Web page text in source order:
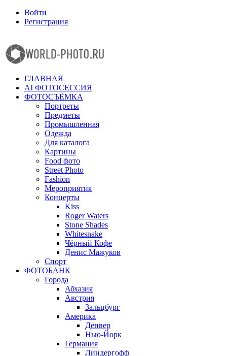
Войти
Регистрация
ГЛАВНАЯ
AI ФОТОСЕССИЯ
ФОТОСЪЁМКА
Портреты
Предметы
Промышленная
Одежда
Для каталога
Картины
Food фото
Street Photo
Fashion
Мероприятия
Концерты
Kiss
Roger Waters
Stone Shades
Whitesnake
Чёрный Кофе
Денис Мажуков
Спорт
ФОТОБАНК
Города
Абхазия
Австрия
Зальцбург
Америка
Денвер
Нью-Йорк
Германия
Линдергофф